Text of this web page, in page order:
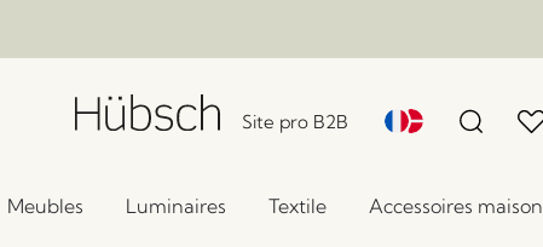
Site pro B2B
Meubles Luminaires Textile Accessoires maison